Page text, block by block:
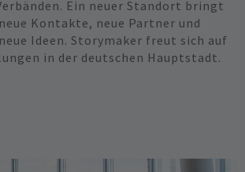
Ein neuer Standort bringt
Kontakte, neue Partner und
Ideen. Storymaker freut sich auf
in der deutschen Hauptstadt.